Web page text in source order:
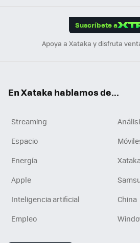
Suscríbete a
Apoya a Xataka y disfruta
En Xataka hablamos de...
Streaming
Espacio
Energía
Apple
Inteligencia artificial
China
Empleo